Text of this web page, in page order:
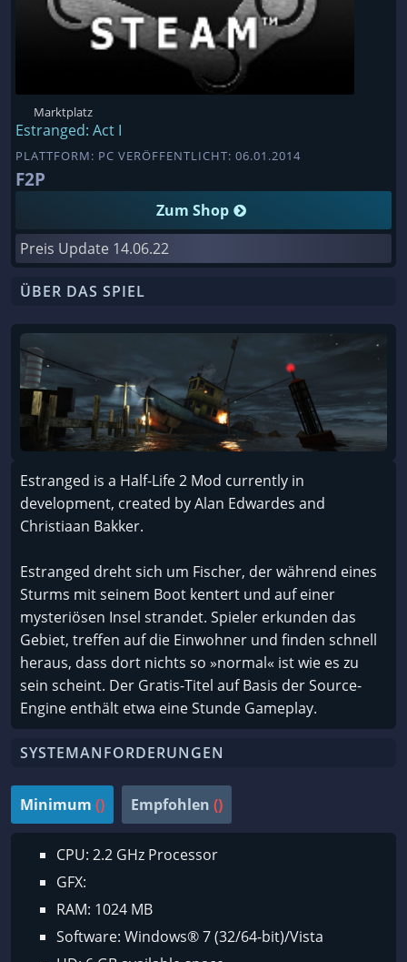
Marktplatz
Estranged: Act I
PLATTFORM: PC VERÖFFENTLICHT: 06.01.2014
F2P
Zum Shop
Preis Update 14.06.22
ÜBER DAS SPIEL
Estranged is a Half-Life 2 Mod currently in
development, created by Alan Edwardes and
Christiaan Bakker.
Estranged dreht sich um Fischer, der während eines
Sturms mit seinem Boot kentert und auf einer
mysteriösen Insel strandet. Spieler erkunden das
Gebiet, treffen auf die Einwohner und finden schnell
heraus, dass dort nichts so »normal« ist wie es zu
sein scheint. Der Gratis-Titel auf Basis der Source-
Engine enthält etwa eine Stunde Gameplay.
SYSTEMANFORDERUNGEN
Minimum () Empfohlen ()
CPU: 2.2 GHz Processor
GFX:
RAM: 1024 MB
Software: Windows® 7 (32/64-bit)/Vista